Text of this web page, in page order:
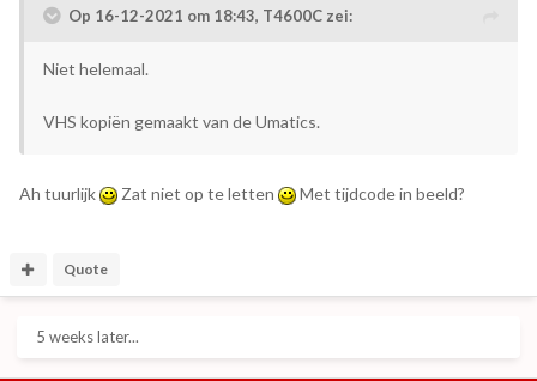
Op 16-12-2021 om 18:43, T4600C zei:
Niet helemaal.
VHS kopiën gemaakt van de Umatics.
Ah tuurlijk Zat niet op te letten Met tijdcode in beeld?
Quote
5 weeks later...